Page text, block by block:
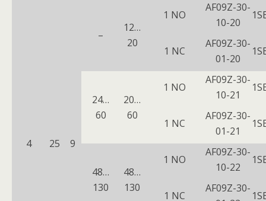
4 25 9
–
12…
20
1 NO
AF09Z-30-
10-20
1 NC
AF09Z-30-
01-20
24…
60
20…
60
1 NO
AF09Z-30-
10-21
1 NC
AF09Z-30-
01-21
48…
130
48…
130
1 NO
AF09Z-30-
10-22
1 NC
AF09Z-30-